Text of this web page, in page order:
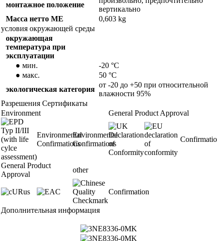
монтажное положение
вертикально
Масса нетто ME
0,603 kg
условия окружающей среды
окружающая
температура при
эксплуатации
● мин.
-20 °C
● макс.
50 °C
экологическая категория
от -20 до +50 при относительной
влажности 95%
Разрешения Сертификаты
Environment
General Product Approval
Environmental
Confirmations
Environmental
Confirmations
General Product
Approval
other
Confirmation
Дополнительная информация